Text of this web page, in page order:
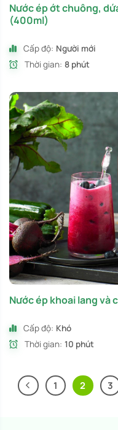
Nước ép ớt chuông,
(400ml)
Cấp độ: Người mới
Thời gian: 8 phút
Nước ép khoai lang và
Cấp độ: Khó
Thời gian: 10 phút
1 2 3